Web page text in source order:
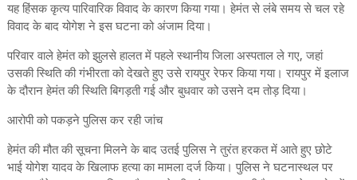
यह हिंसक कृत्य पारिवारिक विवाद के कारण किया गया। हेमंत से लंबे समय से चल रहे
विवाद के बाद योगेश ने इस घटना को अंजाम दिया।
परिवार वाले हेमंत को झुलसे हालत में पहले स्थानीय जिला अस्पताल ले गए, जहां
उसकी स्थिति की गंभीरता को देखते हुए उसे रायपुर रेफर किया गया। रायपुर में इलाज
के दौरान हेमंत की स्थिति बिगड़ती गई और बुधवार को उसने दम तोड़ दिया।
आरोपी को पकड़ने पुलिस कर रही जांच
हेमंत की मौत की सूचना मिलने के बाद उतई पुलिस ने तुरंत हरकत में आते हुए छोटे
भाई योगेश यादव के खिलाफ हत्या का मामला दर्ज किया। पुलिस ने घटनास्थल पर